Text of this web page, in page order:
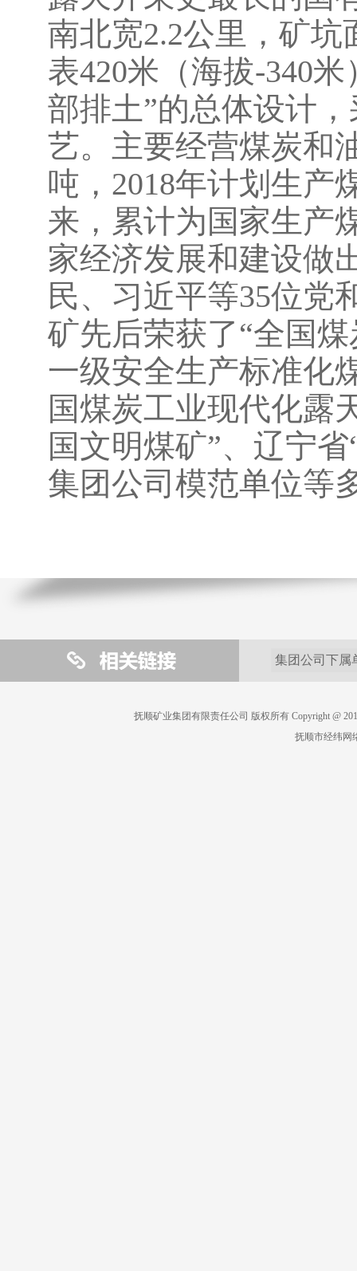
南北宽2.2公里，矿坑
表420米（海拔-340
部排土”的总体设计
艺。主要经营煤炭和
吨，2018年计划生产
来，累计为国家生产
家经济发展和建设做
民、习近平等35位党
矿先后荣获了“全国
一级安全生产标准化
国煤炭工业现代化露
国文明煤矿”、辽宁
集团公司模范单位等
抚顺矿业集团有限责任公司 版权所有 Copyright @
抚顺市经纬网